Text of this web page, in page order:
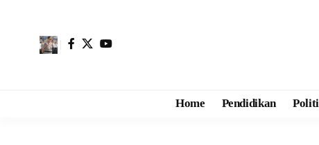
Home Pendidikan